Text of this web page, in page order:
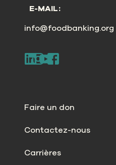
E-MAIL:
info@foodbanking.org
Faire un don
Contactez-nous
Carrières